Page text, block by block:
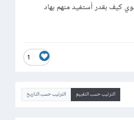
كيف بقدر أستفيد منهم بهاد
1
الترتيب حسب التقييم الترتيب حسب التاريخ